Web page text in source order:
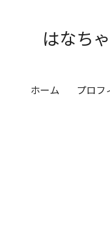
はなち
ホーム プロフ